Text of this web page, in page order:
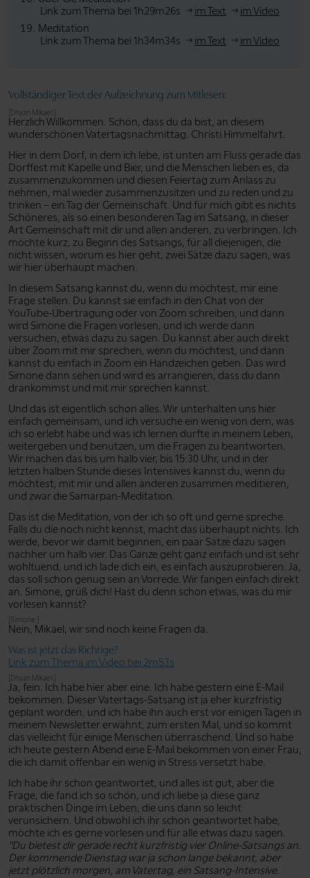
Link zum Thema bei 1h29m26s
im Text
im Video
Meditation
Link zum Thema bei 1h34m34s
im Text im Video
Vollständiger Text der Aufzeichnung zum Mitlesen:
[Dhyan Mikael:]
Herzlich Willkommen. Schön, dass du da bist, an diesem
wunderschönen Vatertagsnachmittag. Christi Himmelfahrt.
Hier in dem Dorf, in dem ich lebe, ist unten am Fluss gerade das
Dorffest mit Kapelle und Bier, und die Menschen lieben es, da
zusammenzukommen und diesen Feiertag zum Anlass zu
nehmen, mal wieder zusammenzusitzen und zu reden und zu
trinken – ein Tag der Gemeinschaft. Und für mich gibt es nichts
Schöneres, als so einen besonderen Tag im Satsang, in dieser
Art Gemeinschaft mit dir und allen anderen, zu verbringen. Ich
möchte kurz, zu Beginn des Satsangs, für all diejenigen, die
nicht wissen, worum es hier geht, zwei Sätze dazu sagen, was
wir hier überhaupt machen.
In diesem Satsang kannst du, wenn du möchtest, mir eine
Frage stellen. Du kannst sie einfach in den Chat von der
YouTube-Übertragung oder von Zoom schreiben, und dann
wird Simone die Fragen vorlesen, und ich werde dann
versuchen, etwas dazu zu sagen. Du kannst aber auch direkt
über Zoom mit mir sprechen, wenn du möchtest, und dann
kannst du einfach in Zoom ein Handzeichen geben. Das wird
Simone dann sehen und wird es arrangieren, dass du dann
drankommst und mit mir sprechen kannst.
Und das ist eigentlich schon alles. Wir unterhalten uns hier
einfach gemeinsam, und ich versuche ein wenig von dem, was
ich so erlebt habe und was ich lernen durfte in meinem Leben,
weitergeben und benutzen, um die Fragen zu beantworten.
Wir machen das bis um halb vier, bis 15:30 Uhr, und in der
letzten halben Stunde dieses Intensives kannst du, wenn du
möchtest, mit mir und allen anderen zusammen meditieren,
und zwar die Samarpan-Meditation.
Das ist die Meditation, von der ich so oft und gerne spreche.
Falls du die noch nicht kennst, macht das überhaupt nichts. Ich
werde, bevor wir damit beginnen, ein paar Sätze dazu sagen
nachher um halb vier. Das Ganze geht ganz einfach und ist sehr
wohltuend, und ich lade dich ein, es einfach auszuprobieren. Ja,
das soll schon genug sein an Vorrede. Wir fangen einfach direkt
an. Simone, grüß dich! Hast du denn schon etwas, was du mir
vorlesen kannst?
[Simone:]
Nein, Mikael, wir sind noch keine Fragen da.
Was ist jetzt das Richtige?
Link zum Thema im Video bei 2m53s
[Dhyan Mikael:]
Ja, fein. Ich habe hier aber eine. Ich habe gestern eine E-Mail
bekommen. Dieser Vatertags-Satsang ist ja eher kurzfristig
geplant worden, und ich habe ihn auch erst vor einigen Tagen in
meinem Newsletter erwähnt, zum ersten Mal, und so kommt
das vielleicht für einige Menschen überraschend. Und so habe
ich heute gestern Abend eine E-Mail bekommen von einer Frau,
die ich damit offenbar ein wenig in Stress versetzt habe.
Ich habe ihr schon geantwortet, und alles ist gut, aber die
Frage, die fand ich so schön, und ich liebe ja diese ganz
praktischen Dinge im Leben, die uns dann so leicht
verunsichern. Und obwohl ich ihr schon geantwortet habe,
möchte ich es gerne vorlesen und für alle etwas dazu sagen.
"Du bietest dir gerade recht kurzfristig vier Online-Satsangs an.
Der kommende Dienstag war ja schon lange bekannt, aber
jetzt plötzlich morgen, am Vatertag, ein Satsang-Intensive.